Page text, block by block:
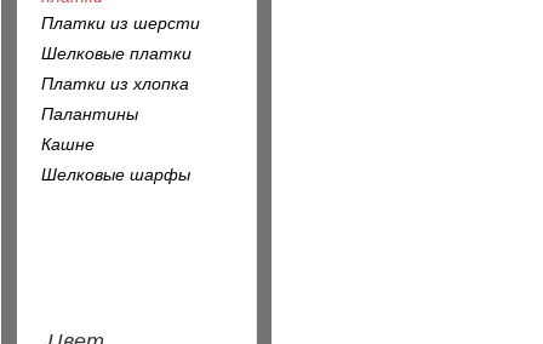
Платки из шерсти
Шелковые платки
Платки из хлопка
Палантины
Кашне
Шелковые шарфы